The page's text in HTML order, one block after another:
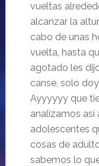
vueltas
alcanzar la
cabo de unas
vuelta, hasta
agotado les
canse, solo
Ayyyyyy que
analizamos así
adolescentes
cosas de
sabemos lo